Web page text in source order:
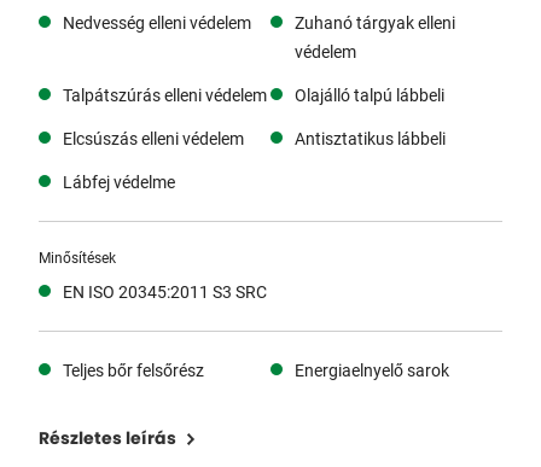
Nedvesség elleni védelem
Zuhanó tárgyak elleni
védelem
Talpátszúrás elleni védelem
Olajálló talpú lábbeli
Elcsúszás elleni védelem
Antisztatikus lábbeli
Lábfej védelme
Minősítések
EN ISO 20345:2011 S3 SRC
Teljes bőr felsőrész Energiaelnyelő sarok
Részletes leírás